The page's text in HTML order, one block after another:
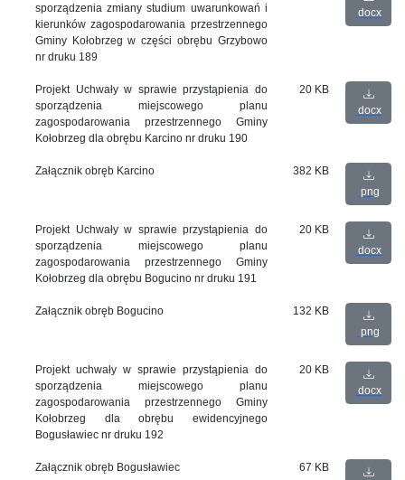
sporządzenia zmiany studium uwarunkowań i
kierunków zagospodarowania przestrzennego
Gminy Kołobrzeg w części obrębu Grzybowo
nr druku 189
docx
Projekt Uchwały w sprawie przystąpienia do
sporządzenia miejscowego planu
zagospodarowania przestrzennego Gminy
Kołobrzeg dla obrębu Karcino nr druku 190
20 KB
docx
Załącznik obręb Karcino
382 KB
png
Projekt Uchwały w sprawie przystąpienia do
sporządzenia miejscowego planu
zagospodarowania przestrzennego Gminy
Kołobrzeg dla obrębu Bogucino nr druku 191
20 KB
docx
Załącznik obręb Bogucino
132 KB
png
Projekt uchwały w sprawie przystąpienia do
sporządzenia miejscowego planu
zagospodarowania przestrzennego Gminy
Kołobrzeg dla obrębu ewidencyjnego
Bogusławiec nr druku 192
20 KB
docx
Załącznik obręb Bogusławiec
67 KB